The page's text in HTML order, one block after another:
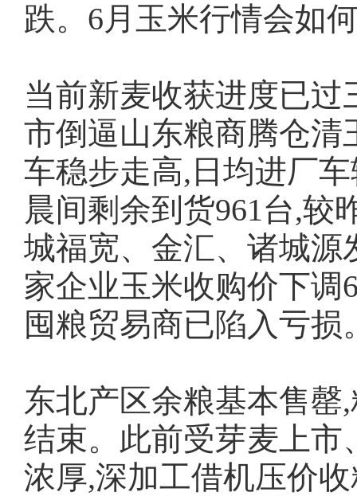
跌。6月玉米行情会如
当前新麦收获进度已
市倒逼山东粮商腾仓清
车稳步走高,日均进厂
晨间剩余到货961台,较
城福宽、金汇、诸城源
家企业玉米收购价下调
囤粮贸易商已陷入亏损
东北产区余粮基本售
结束。此前受芽麦上市
浓厚,深加工借机压价